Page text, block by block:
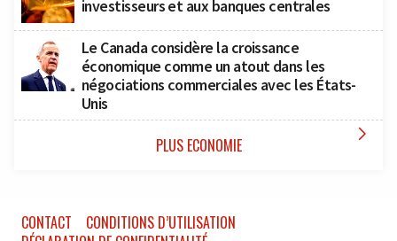
investisseurs et aux banques centrales
Le Canada considère la croissance
économique comme un atout dans les
négociations commerciales avec les États-
Unis
PLUS ECONOMIE 
CONTACT
CONDITIONS D’UTILISATION